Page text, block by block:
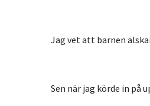
Jag vet att barnen
Sen när jag körde in på